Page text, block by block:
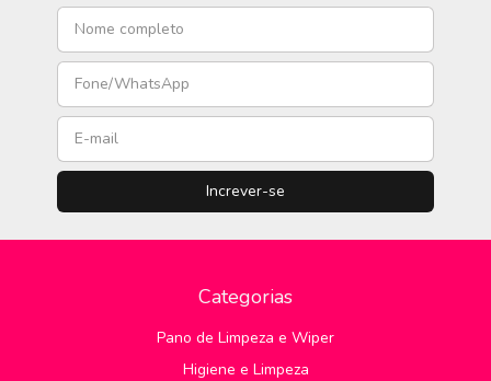
Categorias
Pano de Limpeza e Wiper
Higiene e Limpeza